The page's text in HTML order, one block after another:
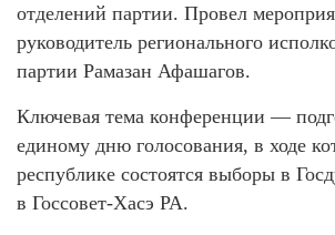
отделений партии. Провел
руководитель регионального
партии Рамазан Афашагов.
Ключевая тема конференции —
единому дню голосования, в ходе
республике состоятся выборы в
в Госсовет-Хасэ РА.